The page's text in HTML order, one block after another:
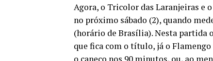
Agora, o Tricolor das Laranjeiras e
no próximo sábado (2), quando
(horário de Brasília). Nesta partida
que fica com o título, já o